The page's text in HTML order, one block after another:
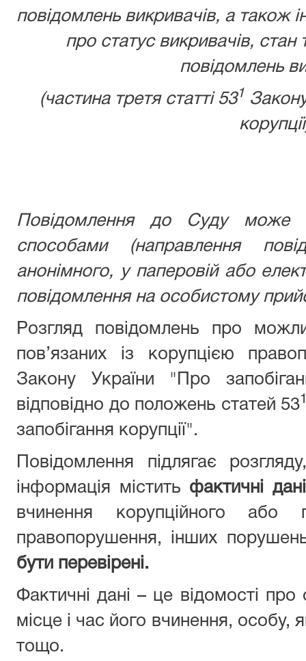
повідомлень викривачів, а також
про статус викривачів, стан
повідомлень
(частина третя статті 531
Повідомлення до Суду може
способами (направлення
анонімного, у паперовій або
повідомлення на особистому
Розгляд повідомлень про
пов’язаних із корупцією
Закону України "Про
відповідно до положень статей 53
запобігання корупції".
Повідомлення підлягає
інформація містить фактичні
вчинення корупційного або
правопорушення, інших
бути перевірені.
Фактичні дані – це відомості
місце і час його вчинення,
тощо.